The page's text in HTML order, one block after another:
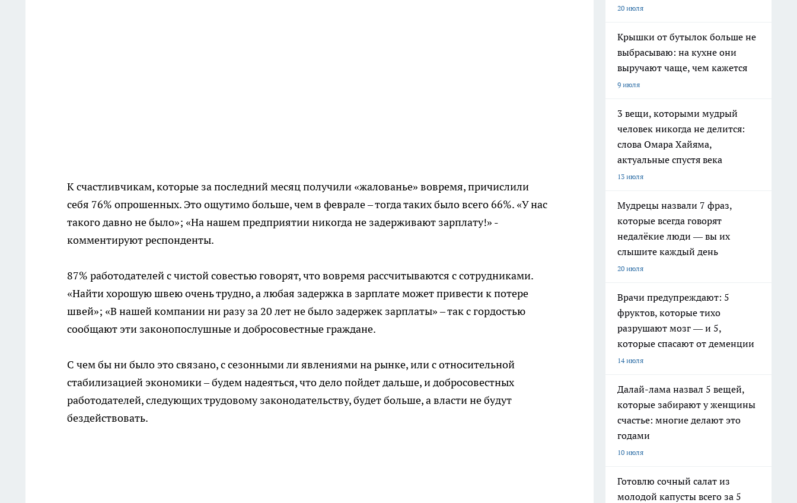
К счастливчикам, которые за последний месяц получили «жалованье» вовремя, причислили
себя 76% опрошенных. Это ощутимо больше, чем в феврале – тогда таких было всего 66%. «У нас
такого давно не было»; «На нашем предприятии никогда не задерживают зарплату!» -
комментируют респонденты.
87% работодателей с чистой совестью говорят, что вовремя рассчитываются с сотрудниками.
«Найти хорошую швею очень трудно, а любая задержка в зарплате может привести к потере
швей»; «В нашей компании ни разу за 20 лет не было задержек зарплаты» – так с гордостью
сообщают эти законопослушные и добросовестные граждане.
С чем бы ни было это связано, с сезонными ли явлениями на рынке, или с относительной
стабилизацией экономики – будем надеяться, что дело пойдет дальше, и добросовестных
работодателей, следующих трудовому законодательству, будет больше, а власти не будут
бездействовать.
20 июля
Крышки от бутылок больше не
выбрасываю: на кухне они
выручают чаще, чем кажется
9 июля
3 вещи, которыми мудрый
человек никогда не делится:
слова Омара Хайяма,
актуальные спустя века
13 июля
Мудрецы назвали 7 фраз,
которые всегда говорят
недалёкие люди — вы их
слышите каждый день
20 июля
Врачи предупреждают: 5
фруктов, которые тихо
разрушают мозг — и 5,
которые спасают от деменции
14 июля
Далай-лама назвал 5 вещей,
которые забирают у женщины
счастье: многие делают это
годами
10 июля
Готовлю сочный салат из
молодой капусты всего за 5